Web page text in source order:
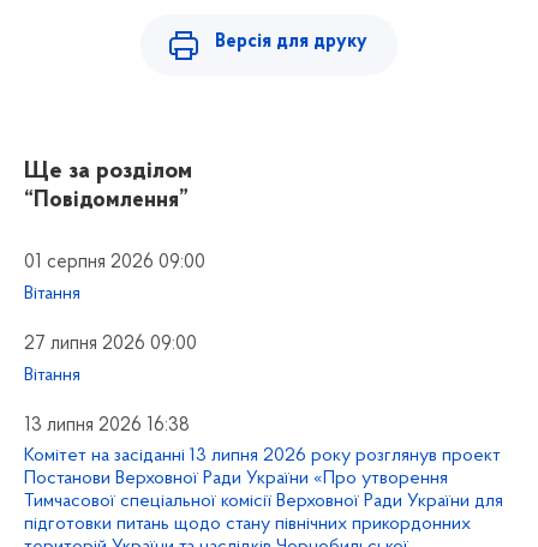
Версія для друку
Ще за розділом
“Повідомлення”
01 серпня 2026 09:00
Вітання
27 липня 2026 09:00
Вітання
13 липня 2026 16:38
Комітет на засіданні 13 липня 2026 року розглянув проект
Постанови Верховної Ради України «Про утворення
Тимчасової спеціальної комісії Верховної Ради України для
підготовки питань щодо стану північних прикордонних